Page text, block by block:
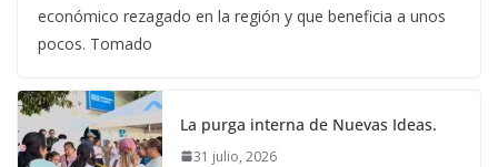
económico rezagado en la región y que beneficia a unos
pocos. Tomado
La purga interna de Nuevas Ideas.
31 julio, 2026